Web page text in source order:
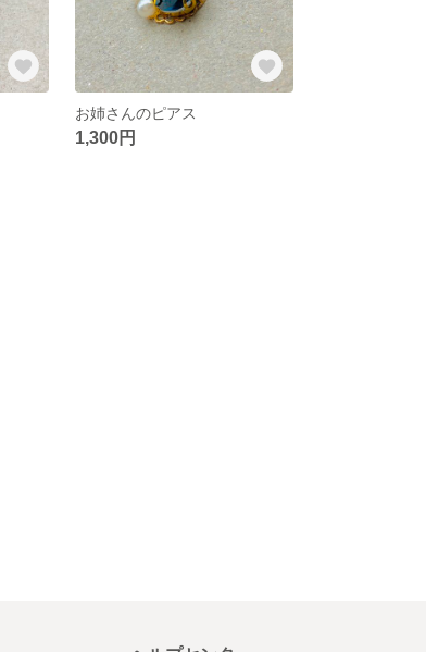
お姉さんのピアス
1,300円